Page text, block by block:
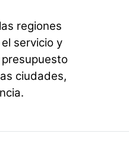
regiones
servicio y
ciudades,